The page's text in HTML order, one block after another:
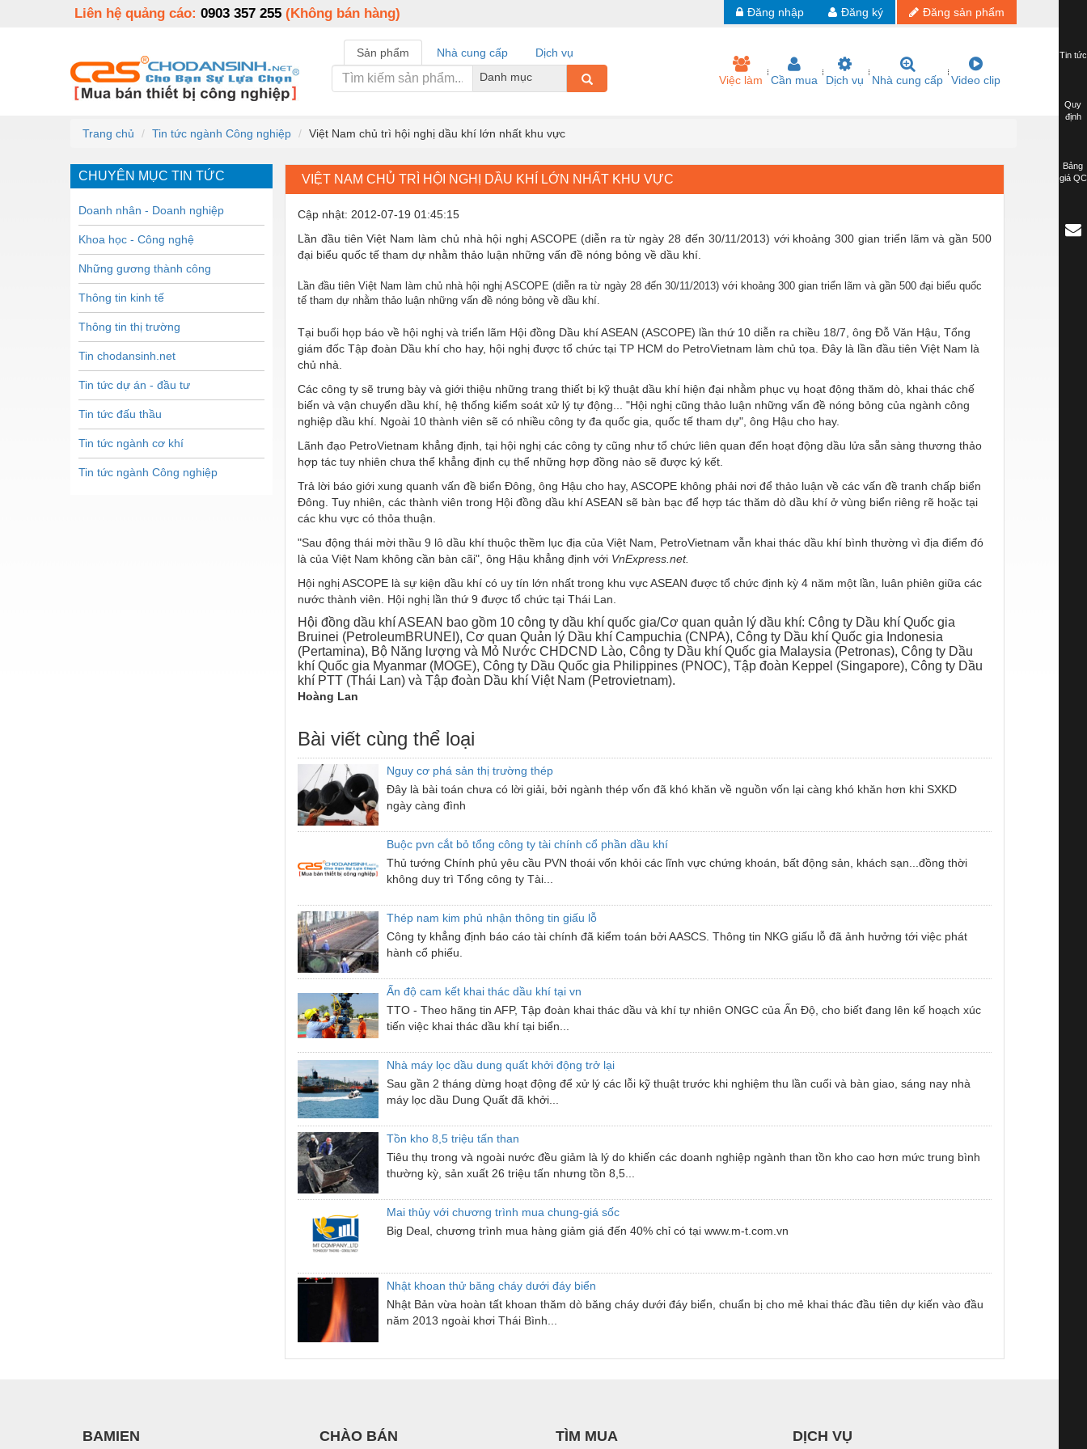
Liên hệ quảng cáo: 0903 357 255 (Không bán hàng) Đăng sản phẩm
Đăng ký
Đăng nhập
Sản phẩm Nhà cung cấp
Dịch vụ
Danh mục
Việc làm Cần mua Dịch vụ Nhà cung cấp Video clip
Trang chủ Tin tức ngành Công nghiệp Việt Nam chủ trì hội nghị dầu khí lớn nhất khu vực
CHUYÊN MỤC TIN TỨC
Doanh nhân - Doanh nghiệp
Khoa học - Công nghệ
Những gương thành công
Thông tin kinh tế
Thông tin thị trường
Tin chodansinh.net
Tin tức dự án - đầu tư
Tin tức đấu thầu
Tin tức ngành cơ khí
Tin tức ngành Công nghiệp
VIỆT NAM CHỦ TRÌ HỘI NGHỊ DẦU KHÍ LỚN NHẤT KHU VỰC
Cập nhật: 2012-07-19 01:45:15
Lần đầu tiên Việt Nam làm chủ nhà hội nghị ASCOPE (diễn ra từ ngày 28 đến 30/11/2013) với khoảng 300 gian triển lãm và gần 500
đại biểu quốc tế tham dự nhằm thảo luận những vấn đề nóng bỏng về dầu khí.
Lần đầu tiên Việt Nam làm chủ nhà hội nghị ASCOPE (diễn ra từ ngày 28 đến 30/11/2013) với khoảng 300 gian triển lãm và gần 500 đại biểu quốc
tế tham dự nhằm thảo luận những vấn đề nóng bỏng về dầu khí.
Tại buổi họp báo về hội nghị và triển lãm Hội đồng Dầu khí ASEAN (ASCOPE) lần thứ 10 diễn ra chiều 18/7, ông Đỗ Văn Hậu, Tổng
giám đốc Tập đoàn Dầu khí cho hay, hội nghị được tổ chức tại TP HCM do PetroVietnam làm chủ tọa. Đây là lần đầu tiên Việt Nam là
chủ nhà.
Các công ty sẽ trưng bày và giới thiệu những trang thiết bị kỹ thuật dầu khí hiện đại nhằm phục vụ hoạt động thăm dò, khai thác chế
biến và vận chuyển dầu khí, hệ thống kiểm soát xử lý tự động... "Hội nghị cũng thảo luận những vấn đề nóng bỏng của ngành công
nghiệp dầu khí. Ngoài 10 thành viên sẽ có nhiều công ty đa quốc gia, quốc tế tham dự", ông Hậu cho hay.
Lãnh đạo PetroVietnam khẳng định, tại hội nghị các công ty cũng như tổ chức liên quan đến hoạt động dầu lửa sẵn sàng thương thảo
hợp tác tuy nhiên chưa thể khẳng định cụ thể những hợp đồng nào sẽ được ký kết.
Trả lời báo giới xung quanh vấn đề biển Đông, ông Hậu cho hay, ASCOPE không phải nơi để thảo luận về các vấn đề tranh chấp biển
Đông. Tuy nhiên, các thành viên trong Hội đồng dầu khí ASEAN sẽ bàn bạc để hợp tác thăm dò dầu khí ở vùng biển riêng rẽ hoặc tại
các khu vực có thỏa thuận.
"Sau động thái mời thầu 9 lô dầu khí thuộc thềm lục địa của Việt Nam, PetroVietnam vẫn khai thác dầu khí bình thường vì địa điểm đó
là của Việt Nam không cần bàn cãi", ông Hậu khẳng định với VnExpress.net.
Hội nghị ASCOPE là sự kiện dầu khí có uy tín lớn nhất trong khu vực ASEAN được tổ chức định kỳ 4 năm một lần, luân phiên giữa các
nước thành viên. Hội nghị lần thứ 9 được tổ chức tại Thái Lan.
Hội đồng dầu khí ASEAN bao gồm 10 công ty dầu khí quốc gia/Cơ quan quản lý dầu khí: Công ty Dầu khí Quốc gia
Bruinei (PetroleumBRUNEI), Cơ quan Quản lý Dầu khí Campuchia (CNPA), Công ty Dầu khí Quốc gia Indonesia
(Pertamina), Bộ Năng lượng và Mỏ Nước CHDCND Lào, Công ty Dầu khí Quốc gia Malaysia (Petronas), Công ty Dầu
khí Quốc gia Myanmar (MOGE), Công ty Dầu Quốc gia Philippines (PNOC), Tập đoàn Keppel (Singapore), Công ty Dầu
khí PTT (Thái Lan) và Tập đoàn Dầu khí Việt Nam (Petrovietnam).
Hoàng Lan
Bài viết cùng thể loại
Nguy cơ phá sản thị trường thép
Đây là bài toán chưa có lời giải, bởi ngành thép vốn đã khó khăn về nguồn vốn lại càng khó khăn hơn khi SXKD
ngày càng đình
Buộc pvn cắt bỏ tổng công ty tài chính cổ phần dầu khí
Thủ tướng Chính phủ yêu cầu PVN thoái vốn khỏi các lĩnh vực chứng khoán, bất động sản, khách sạn...đồng thời
không duy trì Tổng công ty Tài...
Thép nam kim phủ nhận thông tin giấu lỗ
Công ty khẳng định báo cáo tài chính đã kiểm toán bởi AASCS. Thông tin NKG giấu lỗ đã ảnh hưởng tới việc phát
hành cổ phiếu.
Ấn độ cam kết khai thác dầu khí tại vn
TTO - Theo hãng tin AFP, Tập đoàn khai thác dầu và khí tự nhiên ONGC của Ấn Độ, cho biết đang lên kế hoạch xúc
tiến việc khai thác dầu khí tại biển...
Nhà máy lọc dầu dung quất khởi động trở lại
Sau gần 2 tháng dừng hoạt động để xử lý các lỗi kỹ thuật trước khi nghiệm thu lần cuối và bàn giao, sáng nay nhà
máy lọc dầu Dung Quất đã khởi...
Tồn kho 8,5 triệu tấn than
Tiêu thụ trong và ngoài nước đều giảm là lý do khiến các doanh nghiệp ngành than tồn kho cao hơn mức trung bình
thường kỳ, sản xuất 26 triệu tấn nhưng tồn 8,5...
Mai thủy với chương trình mua chung-giá sốc
Big Deal, chương trình mua hàng giảm giá đến 40% chỉ có tại www.m-t.com.vn
Nhật khoan thử băng cháy dưới đáy biển
Nhật Bản vừa hoàn tất khoan thăm dò băng cháy dưới đáy biển, chuẩn bị cho mẻ khai thác đầu tiên dự kiến vào đầu
năm 2013 ngoài khơi Thái Bình...
BAMIEN CHÀO BÁN TÌM MUA DỊCH VỤ
Tin tức
Quy
định
Bảng
giá QC